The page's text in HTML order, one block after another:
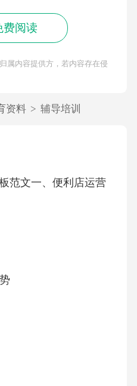
费阅读
属内容提供方，若内容存在侵
资料 > 辅导培训
范文一、便利店运营